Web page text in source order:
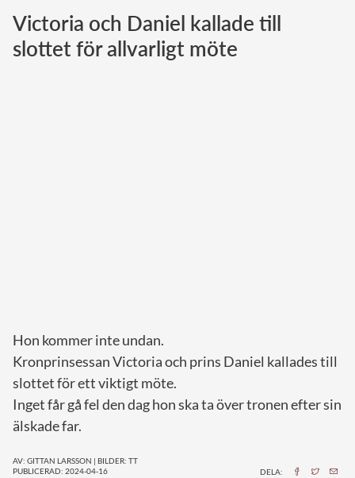
Norska kungahuset
Danska kungahuset
Victoria och Daniel kallade till
slottet för allvarligt möte
Hon kommer inte undan.
Kronprinsessan Victoria och prins Daniel kallades till
slottet för ett viktigt möte.
Inget får gå fel den dag hon ska ta över tronen efter sin
älskade far.
AV: GITTAN LARSSON | BILDER: TT
PUBLICERAD: 2024-04-16
DELA: